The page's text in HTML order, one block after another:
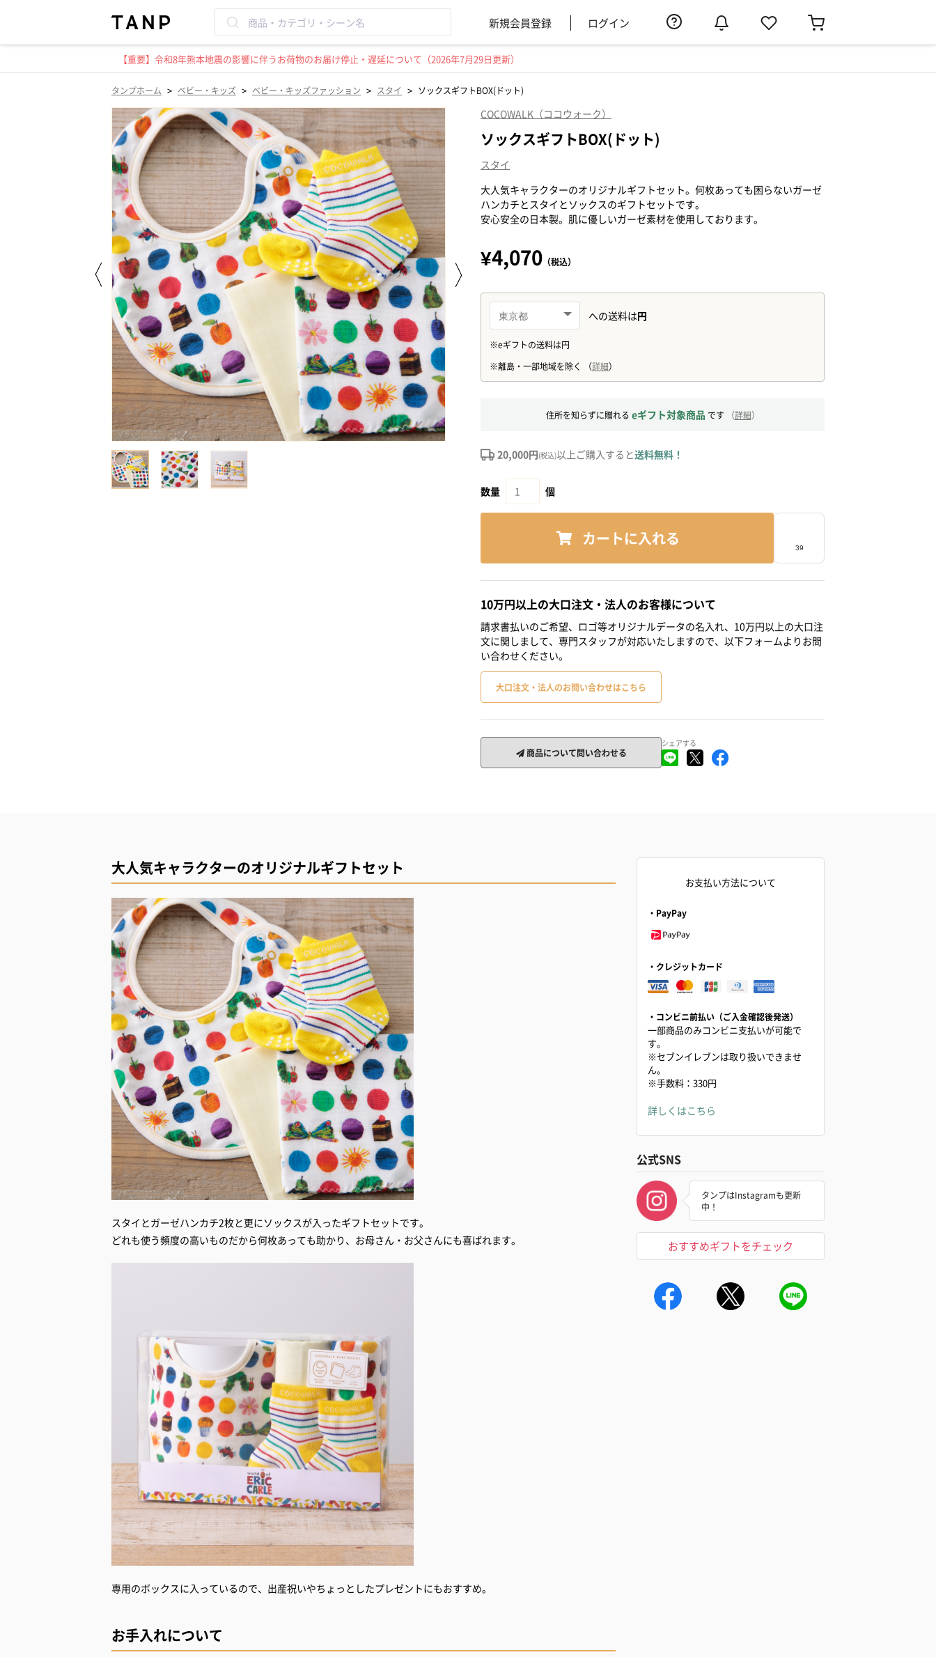
新規会員登録 ログイン
【重要】令和8年熊本地震の影響に伴うお荷物のお届け停止・遅延について（2026年7月29日更新）
タンプホーム > ベビー・キッズ > ベビー・キッズファッション > スタイ > ソックスギフトBOX(ドット)
COCOWALK（ココウォーク）
ソックスギフトBOX(ドット)
スタイ
大人気キャラクターのオリジナルギフトセット。何枚あっても困らないガーゼ
ハンカチとスタイとソックスのギフトセットです。
安心安全の日本製。肌に優しいガーゼ素材を使用しております。
¥4,070 （税込）
住所を知らずに贈れる eギフト対象商品 です （詳細）
20,000円(税込)以上ご購入すると送料無料！
数量 個
カートに入れる
10万円以上の大口注文・法人のお客様について
請求書払いのご希望、ロゴ等オリジナルデータの名入れ、10万円以上の大口注
文に関しまして、専門スタッフが対応いたしますので、以下フォームよりお問
い合わせください。
大口注文・法人のお問い合わせはこちら
商品について問い合わせる
シェアする
大人気キャラクターのオリジナルギフトセット
スタイとガーゼハンカチ2枚と更にソックスが入ったギフトセットです。
どれも使う頻度の高いものだから何枚あっても助かり、お母さん・お父さんにも喜ばれます。
専用のボックスに入っているので、出産祝いやちょっとしたプレゼントにもおすすめ。
お手入れについて
お支払い方法について
・PayPay
・クレジットカード
・コンビニ前払い（ご入金確認後発送）
一部商品のみコンビニ支払いが可能で
す。
※セブンイレブンは取り扱いできませ
ん。
※手数料：330円
詳しくはこちら
公式SNS
タンプはInstagramも更新
中！
おすすめギフトをチェック